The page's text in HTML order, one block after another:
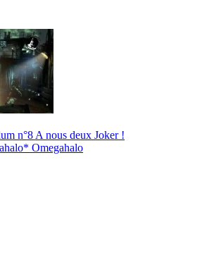
n°8 A nous deux Joker !
Omegahalo